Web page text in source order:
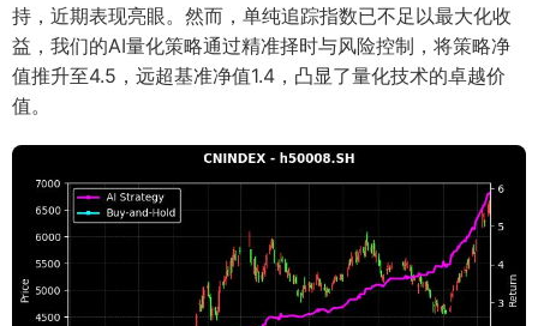
持，近期表现亮眼。然而，单纯追踪指数已不足以最大化收
益，我们的AI量化策略通过精准择时与风险控制，将策略净
值推升至4.5，远超基准净值1.4，凸显了量化技术的卓越价
值。